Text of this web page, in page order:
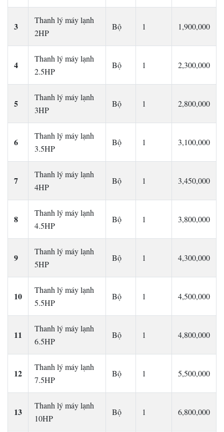
3
Thanh lý máy lạnh
2HP
Bộ 1 1,900,000
4
Thanh lý máy lạnh
2.5HP
Bộ 1 2,300,000
5
Thanh lý máy lạnh
3HP
Bộ 1 2,800,000
6
Thanh lý máy lạnh
3.5HP
Bộ 1 3,100,000
7
Thanh lý máy lạnh
4HP
Bộ 1 3,450,000
8
Thanh lý máy lạnh
4.5HP
Bộ 1 3,800,000
9
Thanh lý máy lạnh
5HP
Bộ 1 4,300,000
10
Thanh lý máy lạnh
5.5HP
Bộ 1 4,500,000
11
Thanh lý máy lạnh
6.5HP
Bộ 1 4,800,000
12
Thanh lý máy lạnh
7.5HP
Bộ 1 5,500,000
13
Thanh lý máy lạnh
10HP
Bộ 1 6,800,000